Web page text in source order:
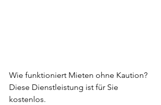
Wie funktioniert Mieten ohne Kaution?
Diese Dienstleistung ist für Sie
kostenlos.